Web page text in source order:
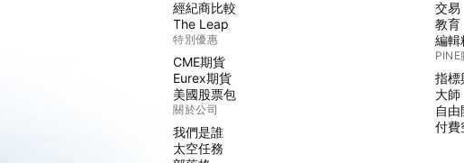
經紀商比較
The Leap
特別優惠
CME期貨
Eurex期貨
美國股票包
關於公司
我們是誰
太空任務
交易
教育
編輯
PINE
指標
大師
自由
付費